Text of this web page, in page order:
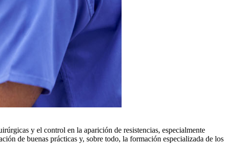
y el control en la aparición de resistencias, especialmente
de buenas prácticas y, sobre todo, la formación especializada de los